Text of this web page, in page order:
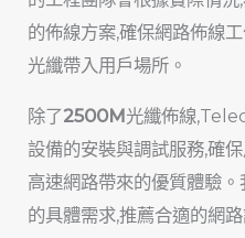
的佈線方案,確保網路佈線
光纖帶入用戶場所。
除了2500M光纖佈線
設備的安裝與調試服務,確
高速網路帶來的優質體驗
的具體需求,推薦合適的網